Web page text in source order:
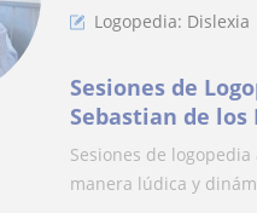
Logopedia: Dislexia
Sesiones de
Sebastian de los
Sesiones de
manera lúdica y